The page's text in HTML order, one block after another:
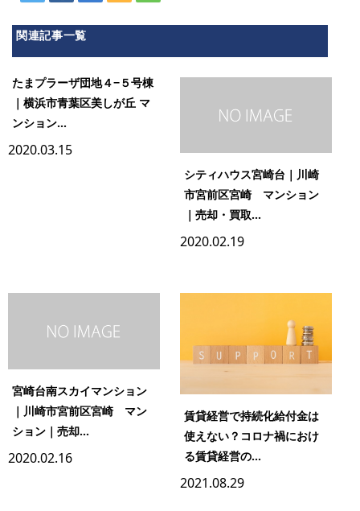
関連記事一覧
たまプラーザ団地４−５号棟
｜横浜市青葉区美しが丘 マ
ンション...
2020.03.15
シティハウス宮崎台｜川崎
市宮前区宮崎 マンション
｜売却・買取...
2020.02.19
宮崎台南スカイマンション
｜川崎市宮前区宮崎 マン
ション｜売却...
2020.02.16
賃貸経営で持続化給付金は
使えない？コロナ禍におけ
る賃貸経営の...
2021.08.29